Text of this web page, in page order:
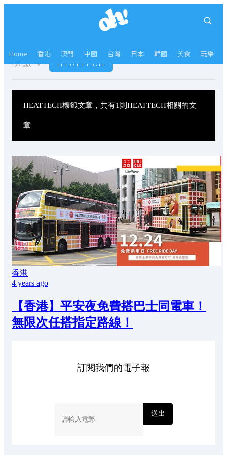
Home 香港 澳門 中國 台灣 日本 韓國 美食 玩樂
標籤： HEATTECH
HEATTECH標籤文章，共有1則HEATTECH相關的文
章
香港
4 years ago
【香港】平安夜免費搭巴士同電車！
無限次任搭指定路線！
訂閱我們的電子報
送出